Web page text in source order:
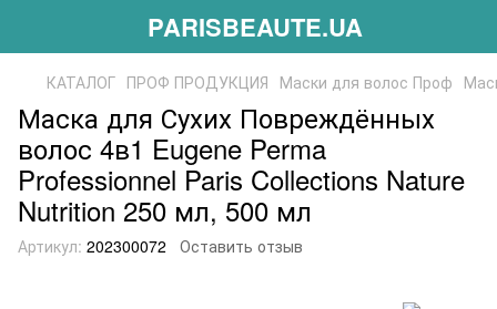
PARISBEAUTE.UA
КАТАЛОГ ПРОФ ПРОДУКЦИЯ Маски для волос Проф
Маска для Сухих Повреждённых
волос 4в1 Eugene Perma
Professionnel Paris Collections Nature
Nutrition 250 мл, 500 мл
Артикул: 202300072 Оставить отзыв